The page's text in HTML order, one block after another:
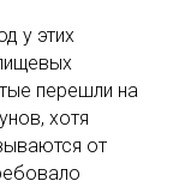
у этих
перешли на
хотя
от